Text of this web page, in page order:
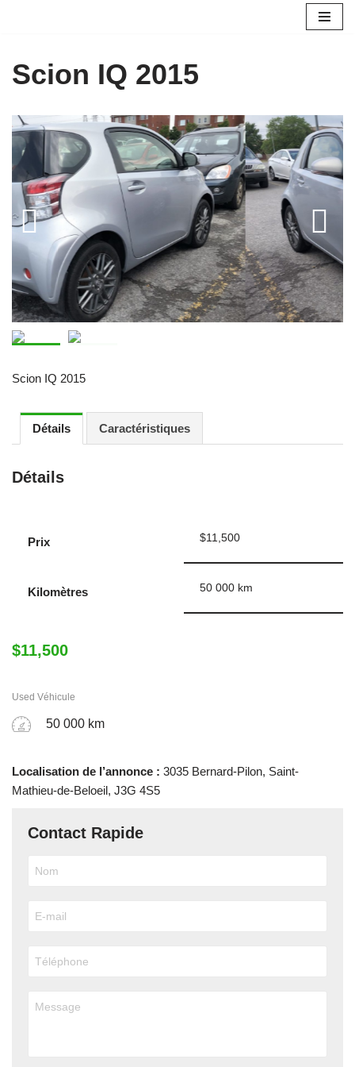
au
contenu
Scion IQ 2015
Scion IQ 2015
Détails Caractéristiques
Détails
Prix $11,500
Kilomètres 50 000 km
$11,500
Used Véhicule
50 000 km
Localisation de l’annonce : 3035 Bernard-Pilon, Saint-
Mathieu-de-Beloeil, J3G 4S5
Contact Rapide